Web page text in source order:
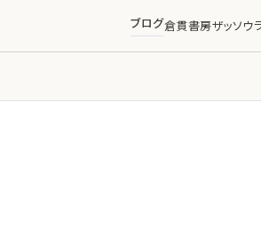
ブログ倉貫書房ザッソウ